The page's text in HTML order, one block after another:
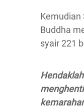
Kemudian
Buddha
syair 221